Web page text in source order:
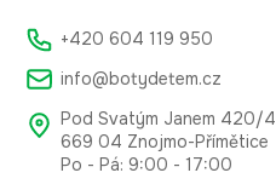
+420 604 119 950
info@botydetem.cz
Pod Svatým Janem 420/4
669 04 Znojmo-Přímětice
Po - Pá: 9:00 - 17:00